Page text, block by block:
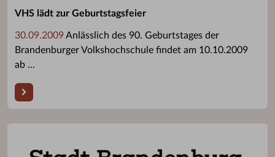
VHS lädt zur Geburtstagsfeier
30.09.2009Anlässlich des 90. Geburtstages der
Brandenburger Volkshochschule findet am 10.10.2009
ab ...